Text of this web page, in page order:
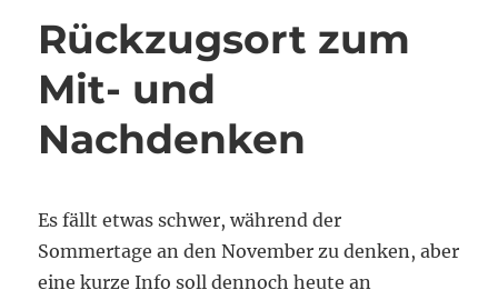
Rückzugsort zum
Mit- und
Nachdenken
Es fällt etwas schwer, während der
Sommertage an den November zu denken, aber
eine kurze Info soll dennoch heute an